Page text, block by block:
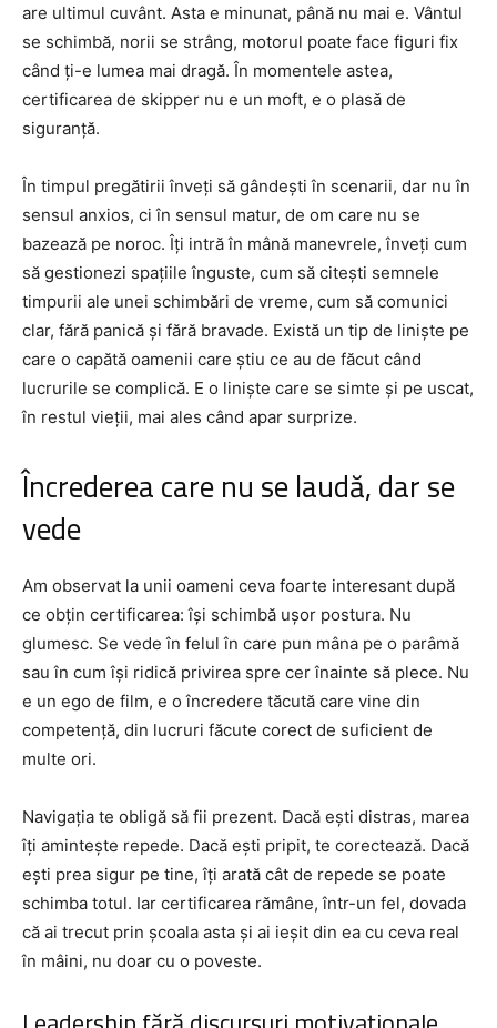
are ultimul cuvânt. Asta e minunat, până nu mai e. Vântul
se schimbă, norii se strâng, motorul poate face figuri fix
când ți-e lumea mai dragă. În momentele astea,
certificarea de skipper nu e un moft, e o plasă de
siguranță.
În timpul pregătirii înveți să gândești în scenarii, dar nu în
sensul anxios, ci în sensul matur, de om care nu se
bazează pe noroc. Îți intră în mână manevrele, înveți cum
să gestionezi spațiile înguste, cum să citești semnele
timpurii ale unei schimbări de vreme, cum să comunici
clar, fără panică și fără bravade. Există un tip de liniște pe
care o capătă oamenii care știu ce au de făcut când
lucrurile se complică. E o liniște care se simte și pe uscat,
în restul vieții, mai ales când apar surprize.
Încrederea care nu se laudă, dar se
vede
Am observat la unii oameni ceva foarte interesant după
ce obțin certificarea: își schimbă ușor postura. Nu
glumesc. Se vede în felul în care pun mâna pe o parâmă
sau în cum își ridică privirea spre cer înainte să plece. Nu
e un ego de film, e o încredere tăcută care vine din
competență, din lucruri făcute corect de suficient de
multe ori.
Navigația te obligă să fii prezent. Dacă ești distras, marea
îți amintește repede. Dacă ești pripit, te corectează. Dacă
ești prea sigur pe tine, îți arată cât de repede se poate
schimba totul. Iar certificarea rămâne, într-un fel, dovada
că ai trecut prin școala asta și ai ieșit din ea cu ceva real
în mâini, nu doar cu o poveste.